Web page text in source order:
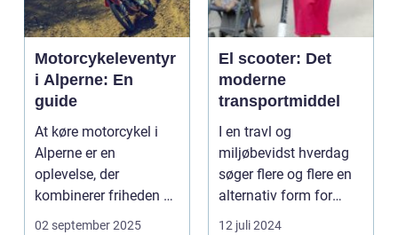
Motorcykeleventyr
i Alperne: En
guide
At køre motorcykel i
Alperne er en
oplevelse, der
kombinerer friheden på
to hjul med no...
02 september 2025
El scooter: Det
moderne
transportmiddel
I en travl og
miljøbevidst hverdag
søger flere og flere en
alternativ form for
transport. El scooter...
12 juli 2024